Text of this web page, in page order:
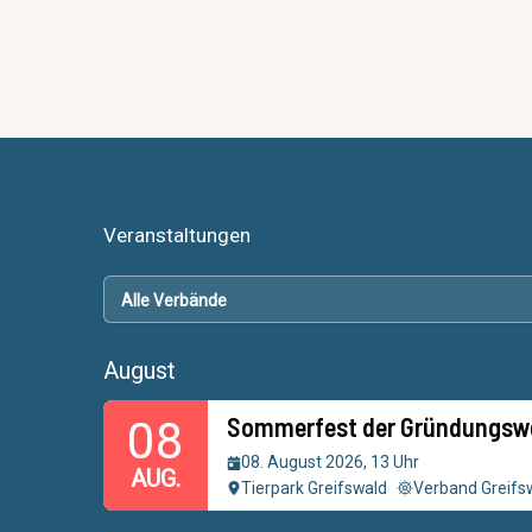
Veranstaltungen
August
08
AUG.
Sommerfest der
08. August 2026, 13 Uhr
Tierpark Greifswald
Verband